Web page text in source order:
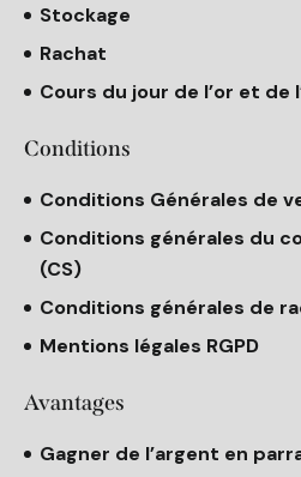
Stockage
Rachat
Cours du jour de l’or et de
Conditions
Conditions Générales de
Conditions générales du
(CS)
Conditions générales de
Mentions légales RGPD
Avantages
Gagner de l’argent en